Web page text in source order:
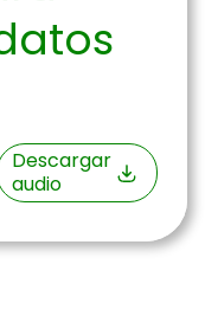
Descargar
audio